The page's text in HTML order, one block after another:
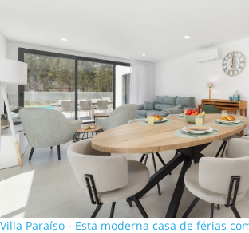
Villa Paraíso - Esta moderna casa de férias